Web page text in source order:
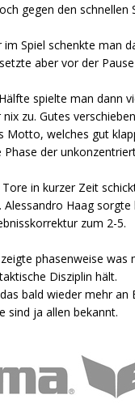
gegen den schnellen
im Spiel schenkte man
aber vor der
spielte man dann
zu. Gutes
Motto, welches gut
der
in kurzer Zeit
Alessandro Haag sorgte
zum 2-5.
phasenweise was
Disziplin hält.
bald wieder mehr an
sind ja allen bekannt.